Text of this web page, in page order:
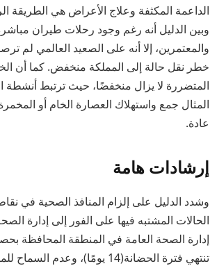
الداعمة المكثفة وعلاج الأعراض هي الطريقة
وبين الدليل أنه رغم وجود رحلات طيران
والمعتمرين، إلا أنه على الصعيد العالمي لم
خطر نقل حالة إلى المملكة منخفض. كما أن
المتضررة لا يزال منخفضًا، حيث ترتبط
المثال جمع واستهلاك العصارة الخام أو
عادة.
إرشادات هامة
وشدد الدليل على إلزام المنافذ الصحية في
الحالات المشتبه فيها على الفور إلى إدارة
إدارة الصحة العامة في المنطقة المحافظة
تنتهي فترة الحضانة(14 يومًا)،